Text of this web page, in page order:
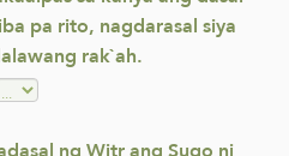
pa rito, nagdarasal siya
rak`ah.